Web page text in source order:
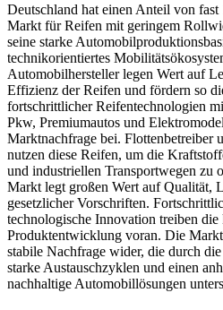
Deutschland hat einen Anteil von fast
Markt für Reifen mit geringem
seine starke
technikorientiertes
Automobilhersteller legen Wert auf
Effizienz der Reifen und fördern so
fortschrittlicher Reifentechnologien
Pkw, Premiumautos und
Marktnachfrage bei. Flottenbetreiber
nutzen diese Reifen, um die
und industriellen Transportwegen zu
Markt legt großen Wert auf Qualität,
gesetzlicher Vorschriften.
technologische Innovation treiben
Produktentwicklung voran. Die
stabile Nachfrage wider, die durch
starke Austauschzyklen und einen
nachhaltige Automobillösungen